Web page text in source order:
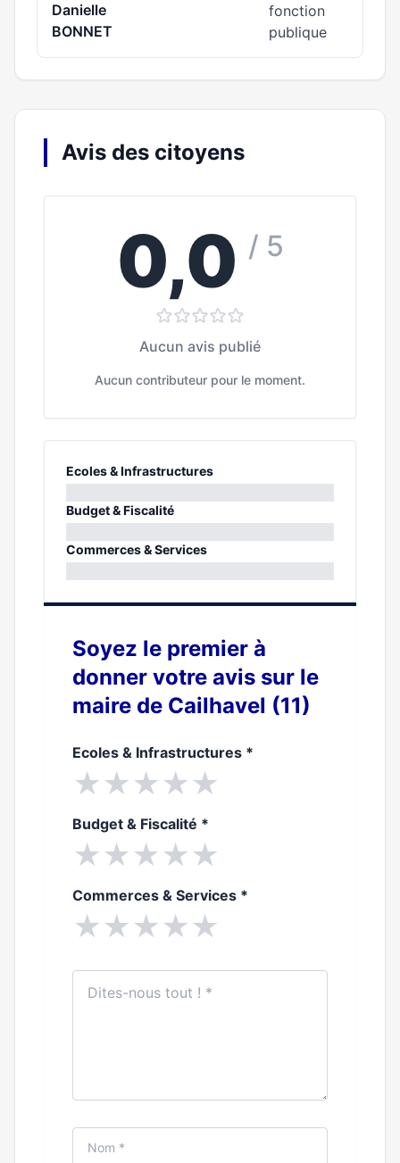
Danielle
BONNET
fonction
publique
Avis des citoyens
0,0 / 5
Aucun avis publié
Aucun contributeur pour le moment.
Ecoles & Infrastructures
0%
Budget & Fiscalité
0%
Commerces & Services
Soyez le premier à
donner votre avis sur le
maire de Cailhavel (11)
Ecoles & Infrastructures *
★★★★★
Budget & Fiscalité *
★★★★★
Commerces & Services *
★★★★★